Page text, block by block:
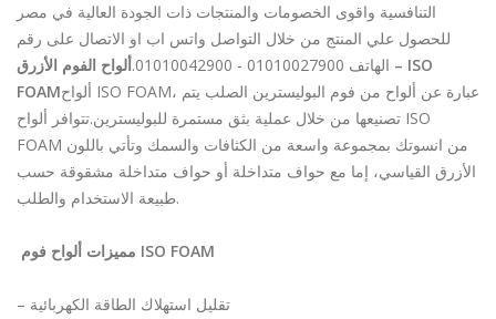
التنافسية واقوى الخصومات والمنتجات ذات الجودة العالية في مصر
للحصول علي المنتج من خلال التواصل واتس اب او الاتصال على رقم
الهاتف 01010027900 - 01010042900.
ألواح الفوم الأزرق – ISO
FOAMألواح ISO FOAM، عبارة عن ألواح من فوم البوليسترين الصلب يتم
تصنيعها من خلال عملية بثق مستمرة للبوليسترين.تتوافر ألواح ISO
FOAM من انسوتك بمجموعة واسعة من الكثافات والسمك وتأتي باللون
الأزرق القياسي، إما مع حواف متداخلة أو حواف متداخلة مشقوقة حسب
طبيعة الاستخدام والطلب.
مميزات ألواح فوم ISO FOAM
– تقليل استهلاك الطاقة الكهربائية